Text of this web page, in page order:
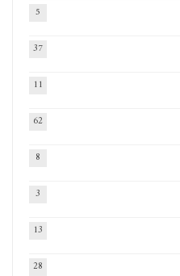
5
37
11
62
8
3
13
28